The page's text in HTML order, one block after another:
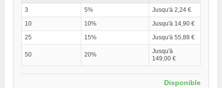
3
5%
Jusqu'à 2,24 €
10
10%
Jusqu'à 14,90 €
25
15% Jusqu'à 55,88 €
50 20%
Jusqu'à
149,00 €
Disponible